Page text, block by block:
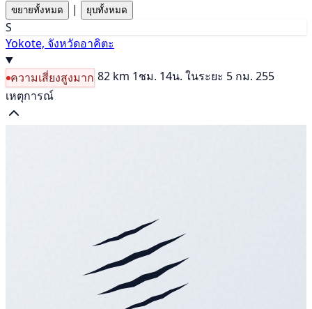
ขยายทั้งหมด | ยุบทั้งหมด
S
Yokote, จังหวัดอาคิตะ
ความเสี่ยงสูงมาก 82 km 1ชม. 14น. ในระยะ 5 กม. 255
เหตุการณ์